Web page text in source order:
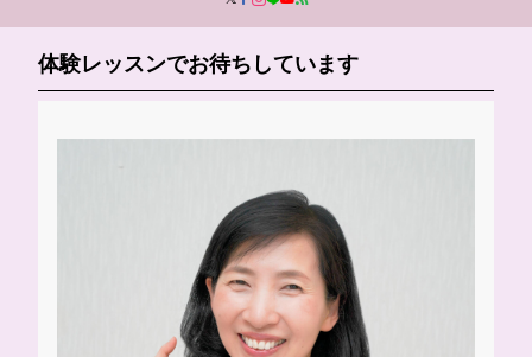
体験レッスンでお待ちしています